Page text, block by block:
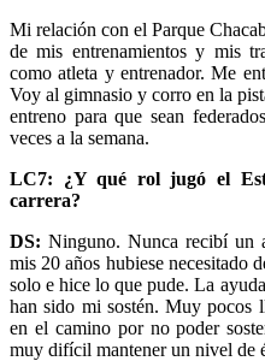
Mi relación con el Parque
de mis entrenamientos y mis
como atleta y entrenador. Me
Voy al gimnasio y corro en la
entreno para que sean
veces a la semana.
LC7: ¿Y qué rol jugó el
carrera?
DS: Ninguno. Nunca recibí un
mis 20 años hubiese necesitado
solo e hice lo que pude. La
han sido mi sostén. Muy pocos
en el camino por no poder
muy difícil mantener un nivel de